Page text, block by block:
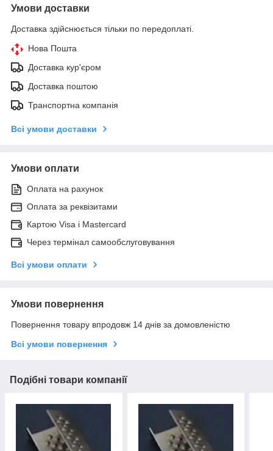
Умови доставки
Доставка здійснюється тільки по передоплаті.
Нова Пошта
Доставка кур'єром
Доставка поштою
Транспортна компанія
Всі умови доставки
Умови оплати
Оплата на рахунок
Оплата за реквізитами
Картою Visa і Mastercard
Через термінал самообслуговування
Всі умови оплати
Умови повернення
Повернення товару впродовж 14 днів за домовленістю
Всі умови повернення
Подібні товари компанії